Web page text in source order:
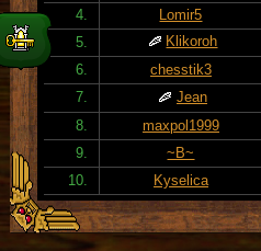
4.
Lomir5
5.
Klikoroh
6.
chesstik3
7.
Jean
8.
maxpol1999
9.
~B~
10.
Kyselica